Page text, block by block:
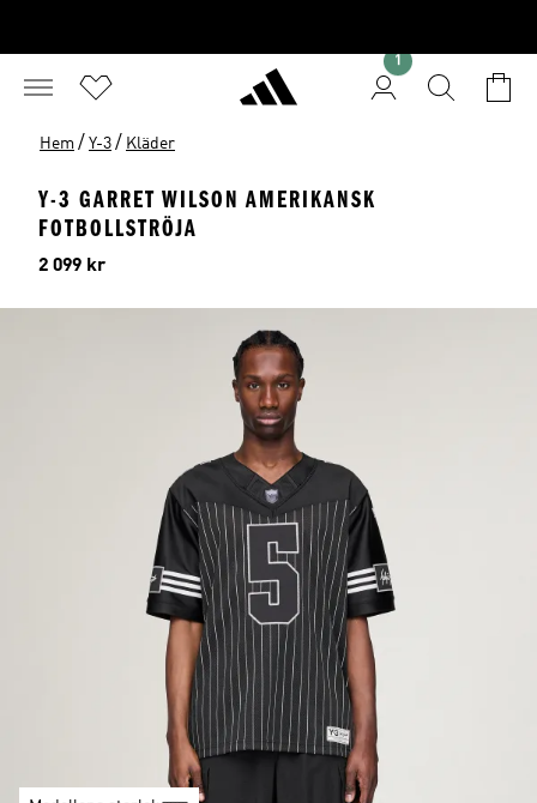
1
Hem / Y-3 / Kläder
Y-3 GARRET WILSON AMERIKANSK
FOTBOLLSTRÖJA
Pris
2 099 kr